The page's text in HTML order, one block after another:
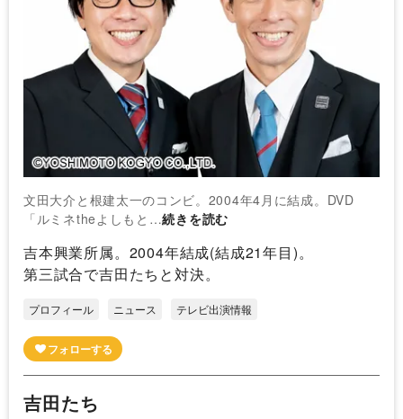
文田大介と根建太一のコンビ。2004年4月に結成。DVD
「ルミネtheよしもと…続きを読む
吉本興業所属。2004年結成(結成21年目)。
第三試合で吉田たちと対決。
プロフィール ニュース テレビ出演情報
吉田たち